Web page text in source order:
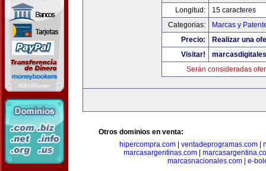
Longitud:
15 caracteres
Categorias:
Marcas y
Precio:
Realizar una
Visitar!
Serán consideradas
Otros dominios en venta:
hipercompra.com
ventadeprogramas.com
marcasargentinas.com
marcasnacionales.com| e-